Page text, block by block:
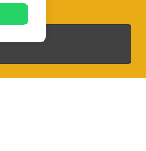
的註冊商標